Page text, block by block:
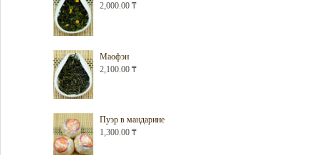
2,000.00 ₸
Маофэн
2,100.00 ₸
Пуэр в мандарине
1,300.00 ₸